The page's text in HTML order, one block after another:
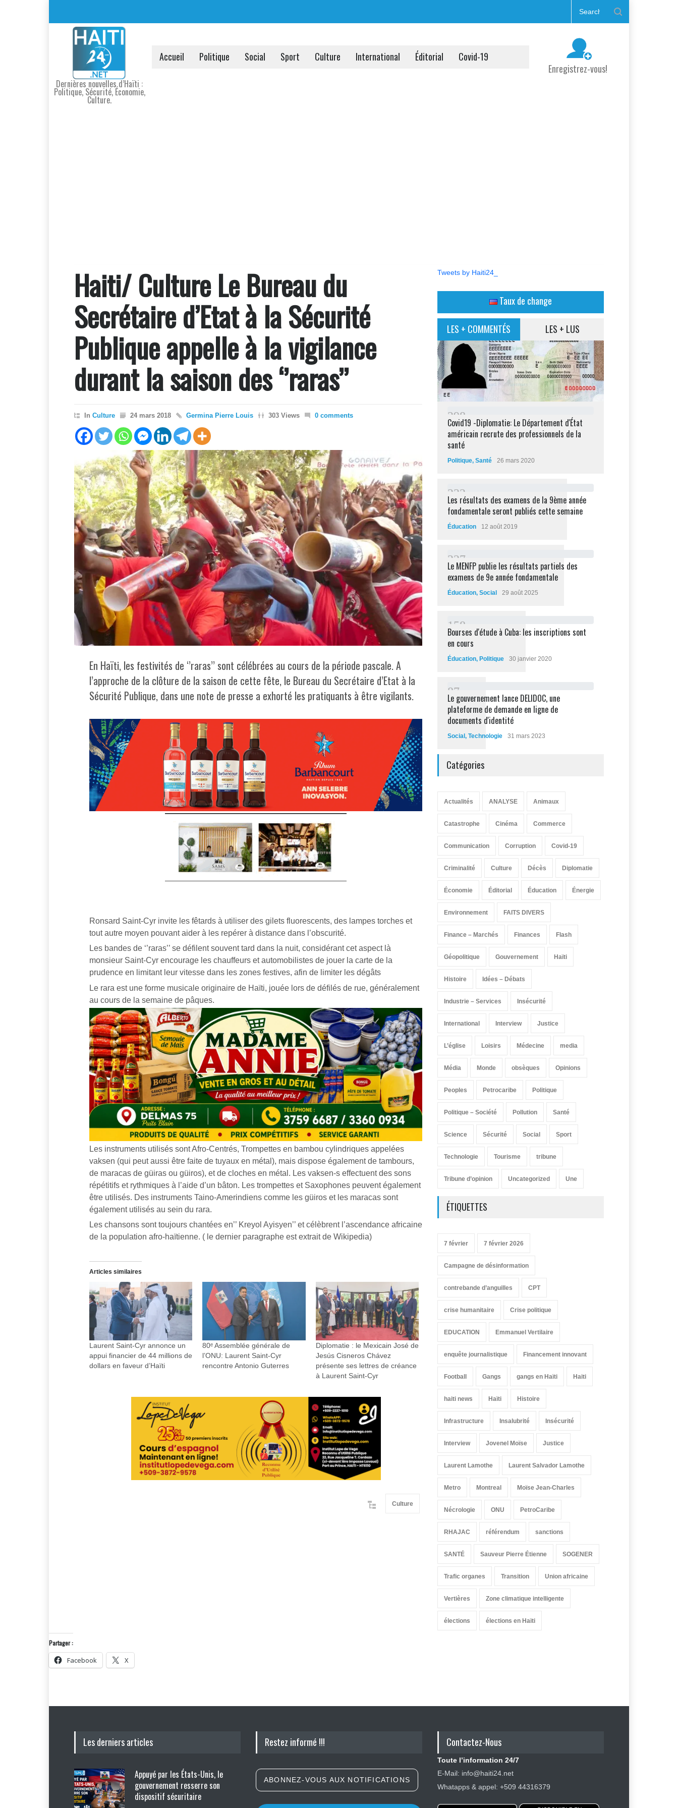
Dernières nouvelles d’Haïti :
Politique, Sécurité, Économie,
Culture.
Accueil Politique Social Sport Culture International Éditorial
Covid-19
Enregistrez-vous!
Haiti/ Culture Le Bureau du
Secrétaire d’Etat à la Sécurité
Publique appelle à la vigilance
durant la saison des ‘’raras’’
In Culture 24 mars 2018 Germina Pierre Louis 303 Views 0 comments
En Haïti, les festivités de ‘’raras’’ sont célébrées au cours de la période pascale. A
l’approche de la clôture de la saison de cette fête, le Bureau du Secrétaire d’Etat à la
Sécurité Publique, dans une note de presse a exhorté les pratiquants à être vigilants.
Ronsard Saint-Cyr invite les fêtards à utiliser des gilets fluorescents, des lampes torches et
tout autre moyen pouvant aider à les repérer à distance dans l’obscurité.
Les bandes de ‘’raras’’ se défilent souvent tard dans la nuit, considérant cet aspect là
monsieur Saint-Cyr encourage les chauffeurs et automobilistes de jouer la carte de la
prudence en limitant leur vitesse dans les zones festives, afin de limiter les dégâts
Le rara est une forme musicale originaire de Haïti, jouée lors de défilés de rue, généralement
au cours de la semaine de pâques.
Les instruments utilisés sont Afro-Centrés, Trompettes en bambou cylindriques appelées
vaksen (qui peut aussi être faite de tuyaux en métal), mais dispose également de tambours,
de maracas de güiras ou güiros), et de cloches en métal. Les vaksen-s effectuent des sons
répétitifs et rythmiques à l’aide d’un bâton. Les trompettes et Saxophones peuvent également
être utilisés. Des instruments Taino-Amerindiens comme les güiros et les maracas sont
également utilisés au sein du rara.
Les chansons sont toujours chantées en’’ Kreyol Ayisyen’’ et célèbrent l’ascendance africaine
de la population afro-haïtienne. ( le dernier paragraphe est extrait de Wikipedia)
Articles similaires
Laurent Saint-Cyr annonce un
appui financier de 44 millions de
dollars en faveur d’Haïti
80ᵉ Assemblée générale de
l’ONU: Laurent Saint-Cyr
rencontre Antonio Guterres
Diplomatie : le Mexicain José de
Jesús Cisneros Chávez
présente ses lettres de créance
à Laurent Saint-Cyr
Culture
Tweets by Haiti24_
Taux de change
LES + COMMENTÉS LES + LUS
298
Covid19 -Diplomatie: Le Département d'État
américain recrute des professionnels de la
santé
Politique, Santé 26 mars 2020
232
Les résultats des examens de la 9ème année
fondamentale seront publiés cette semaine
Éducation 12 août 2019
227
Le MENFP publie les résultats partiels des
examens de 9e année fondamentale
Éducation, Social 29 août 2025
1 58
Bourses d'étude à Cuba: les inscriptions sont
en cours
Éducation, Politique 30 janvier 2020
87
Le gouvernement lance DELIDOC, une
plateforme de demande en ligne de
documents d'identité
Social , Technologie 31 mars 2023
Catégories
Actualités ANALYSE Animaux
Catastrophe Cinéma Commerce
Communication Corruption Covid-19
Criminalité Culture Décès Diplomatie
Économie Éditorial Éducation Énergie
Environnement FAITS DIVERS
Finance – Marchés Finances Flash
Géopolitique Gouvernement Haïti
Histoire Idées – Débats
Industrie – Services Insécurité
International Interview Justice
L’église Loisirs Médecine media
Média Monde obsèques Opinions
Peoples Petrocaribe Politique
Politique – Société Pollution Santé
Science Sécurité Social Sport
Technologie Tourisme tribune
Tribune d’opinion Uncategorized Une
ÉTIQUETTES
7 février 7 février 2026
Campagne de désinformation
contrebande d’anguilles CPT
crise humanitaire Crise politique
EDUCATION Emmanuel Vertilaire
enquête journalistique Financement innovant
Football Gangs gangs en Haïti Haiti
haiti news Haïti Histoire
Infrastructure Insalubrité Insécurité
Interview Jovenel Moïse Justice
Laurent Lamothe Laurent Salvador Lamothe
Metro Montreal Moïse Jean-Charles
Nécrologie ONU PetroCaribe
RHAJAC référendum sanctions
SANTÉ Sauveur Pierre Étienne SOGENER
Trafic organes Transition Union africaine
Vertières Zone climatique intelligente
élections élections en Haïti
Partager :
Facebook X
Les derniers articles
Appuyé par les États-Unis, le
gouvernement resserre son
dispositif sécuritaire
Restez informé !!!
ABONNEZ-VOUS AUX NOTIFICATIONS
Contactez-Nous
Toute l’information 24/7
E-Mail: info@haiti24.net
Whatapps & appel: +509 44316379